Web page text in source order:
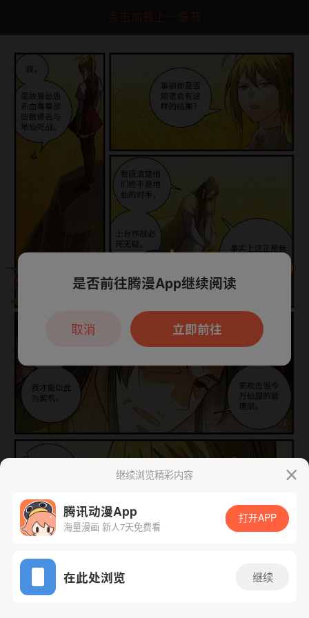
点击加载上一章节
App免费看
下一话
继续浏览精彩内容
腾讯动漫App
海量漫画 新人7天免费看
打开APP
在此处浏览 继续
本章节仅支持App阅读，可打开App新用
户7天免费看
是否前往腾漫App继续阅读
立即前往
取消